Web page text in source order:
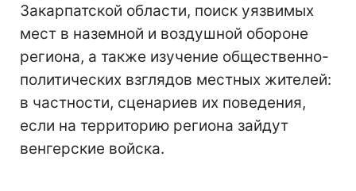
Закарпатской области, поиск уязвимых
мест в наземной и воздушной обороне
региона, а также изучение общественно-
политических взглядов местных жителей:
в частности, сценариев их поведения,
если на территорию региона зайдут
венгерские войска.